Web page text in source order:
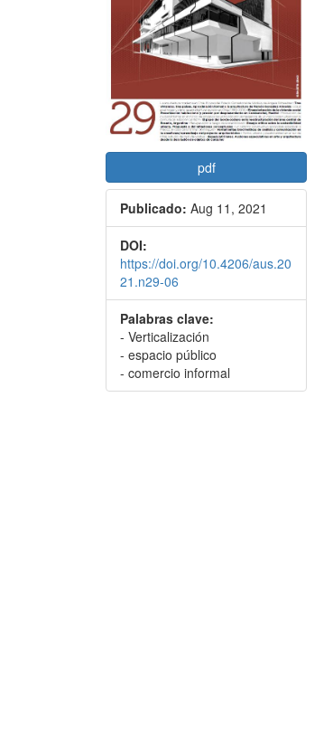
pdf
Publicado: Aug 11, 2021
DOI:
https://doi.org/10.4206/aus.20
21.n29-06
Palabras clave:
- Verticalización
- espacio público
- comercio informal